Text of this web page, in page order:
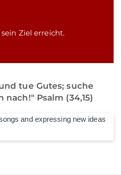
Ziel erreicht.
tue Gutes; suche
Psalm (34,15)
and expressing new ideas